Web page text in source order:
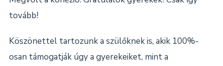
tovább!
Köszönettel tartozunk a szülőknek is, akik 100%-
osan támogatják úgy a gyerekeiket, mint a